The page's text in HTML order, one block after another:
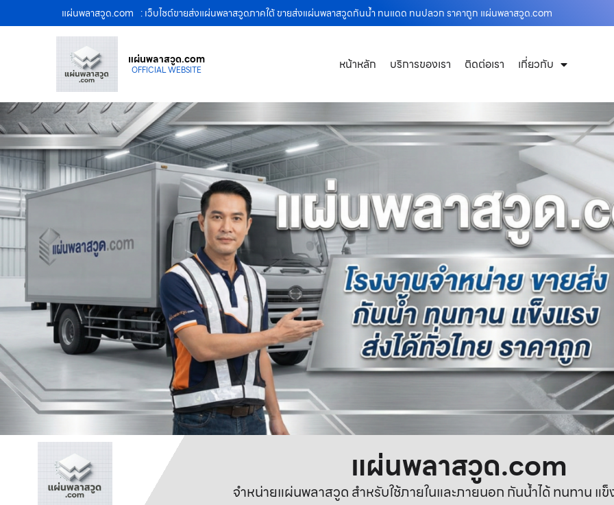
แผ่นพลาสวูด.com : เว็บไซต์ขายส่งแผ่นพลาสวูดภาคใต้ ขายส่งแผ่นพลาสวูดกันน้ำ ทนแดด ทนปลวก ราคาถูก แผ่นพลาสวูด.com
แผ่นพลาสวูด.com
OFFICIAL WEBSITE หน้าหลัก บริการของเรา ติดต่อเรา เกี่ยวกับ
แผ่นพลาสวูด.com
จำหน่ายแผ่นพลาสวูด สำหรับใช้ภายในและภายนอก กันน้ำได้ ทนทาน แข็